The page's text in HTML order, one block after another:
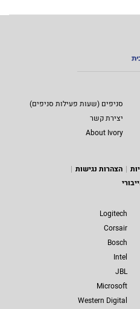
סניפים (שעות פעילות סניפים)
יצירת קשר
About Ivory
הצהרות נגישות
Logitech
Corsair
Bosch
Intel
JBL
Microsoft
Western Digital